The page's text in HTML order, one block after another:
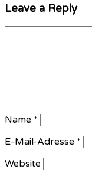
Leave a Reply
Name *
E-Mail-Adresse *
Website